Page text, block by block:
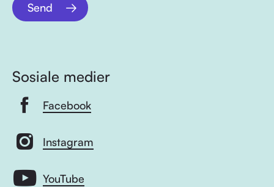
Send
Sosiale medier
Facebook
Instagram
YouTube